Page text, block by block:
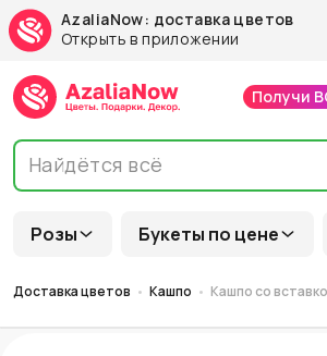
AzaliaNow: доставка цветов
Открыть в приложении
Розы Букеты по цене
Получи
Доставка цветов Кашпо Кашпо со